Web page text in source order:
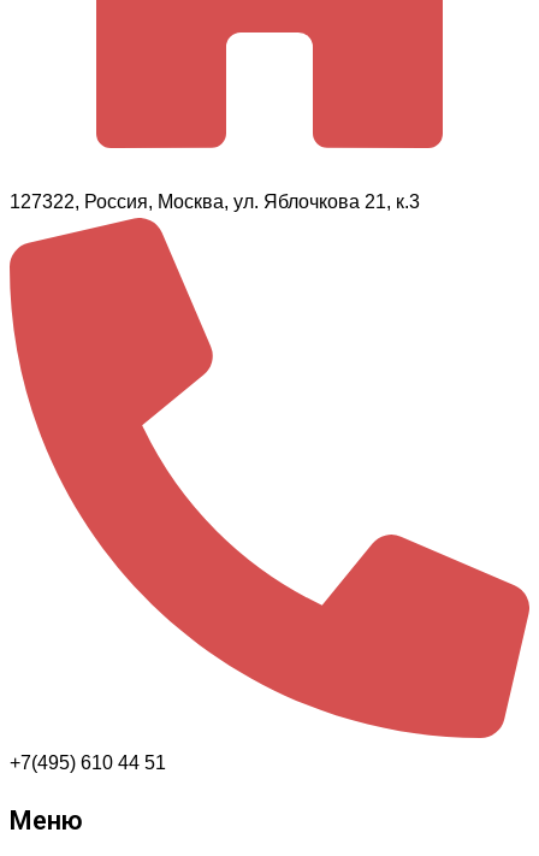
127322, Россия, Москва, ул. Яблочкова 21, к.3
+7(495) 610 44 51
Меню